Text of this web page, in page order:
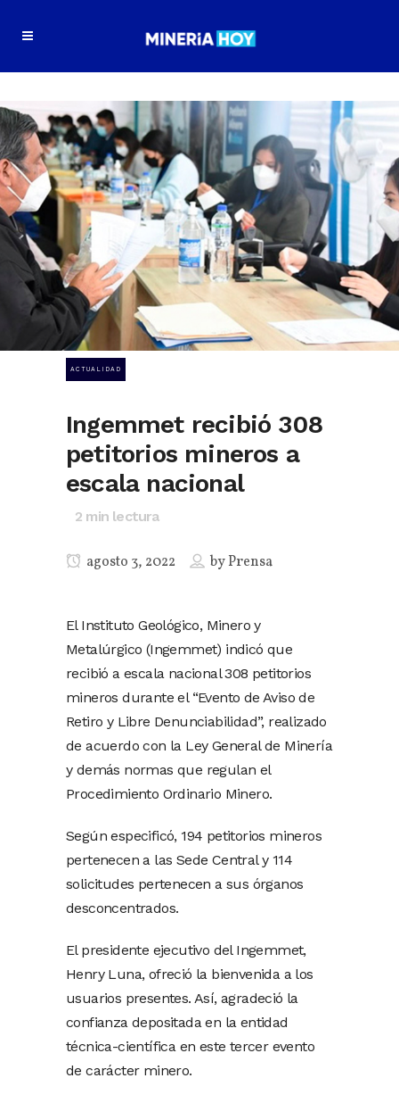
ACTUALIDAD
Ingemmet recibió 308
petitorios mineros a
escala nacional
2 min lectura
agosto 3, 2022 byPrensa
El Instituto Geológico, Minero y
Metalúrgico (Ingemmet) indicó que
recibió a escala nacional 308 petitorios
mineros durante el “Evento de Aviso de
Retiro y Libre Denunciabilidad”, realizado
de acuerdo con la Ley General de Minería
y demás normas que regulan el
Procedimiento Ordinario Minero.
Según especificó, 194 petitorios mineros
pertenecen a las Sede Central y 114
solicitudes pertenecen a sus órganos
desconcentrados.
El presidente ejecutivo del Ingemmet,
Henry Luna, ofreció la bienvenida a los
usuarios presentes. Así, agradeció la
confianza depositada en la entidad
técnica-científica en este tercer evento
de carácter minero.